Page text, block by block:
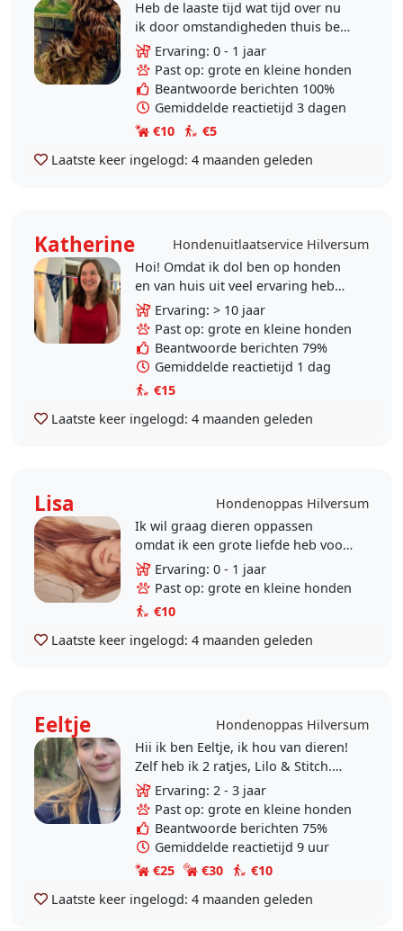
Heb de laaste tijd wat tijd over nu
ik door omstandigheden thuis ben
komen te zitten zonder vast werk .
Ik ben daar door redelijk flexibel
betreft..
Ervaring: 0 - 1 jaar
Past op: grote en kleine honden
Beantwoorde berichten 100%
Gemiddelde reactietijd 3 dagen
€10
€5
Laatste keer ingelogd: 4 maanden geleden
Katherine
Hondenuitlaatservice Hilversum
Hoi! Omdat ik dol ben op honden
en van huis uit veel ervaring heb
met honden, bied ik mij aan als
hondenuitlater/hondenoppas voor
overdag. Op dit..
Ervaring: > 10 jaar
Past op: grote en kleine honden
Beantwoorde berichten 79%
Gemiddelde reactietijd 1 dag
€15
Laatste keer ingelogd: 4 maanden geleden
Lisa
Hondenoppas Hilversum
Ik wil graag dieren oppassen
omdat ik een grote liefde heb voor
dieren. Ik vind het fijn om voor ze
te zorgen en ervoor te zorgen dat
ze zich veilig..
Ervaring: 0 - 1 jaar
Past op: grote en kleine honden
€10
Laatste keer ingelogd: 4 maanden geleden
Eeltje
Hondenoppas Hilversum
Hii ik ben Eeltje, ik hou van dieren!
Zelf heb ik 2 ratjes, Lilo & Stitch.
Helaas door allergie in mijn gezin
kunnen we geen honden hebben,
maar..
Ervaring: 2 - 3 jaar
Past op: grote en kleine honden
Beantwoorde berichten 75%
Gemiddelde reactietijd 9 uur
€25
€30
€10
Laatste keer ingelogd: 4 maanden geleden